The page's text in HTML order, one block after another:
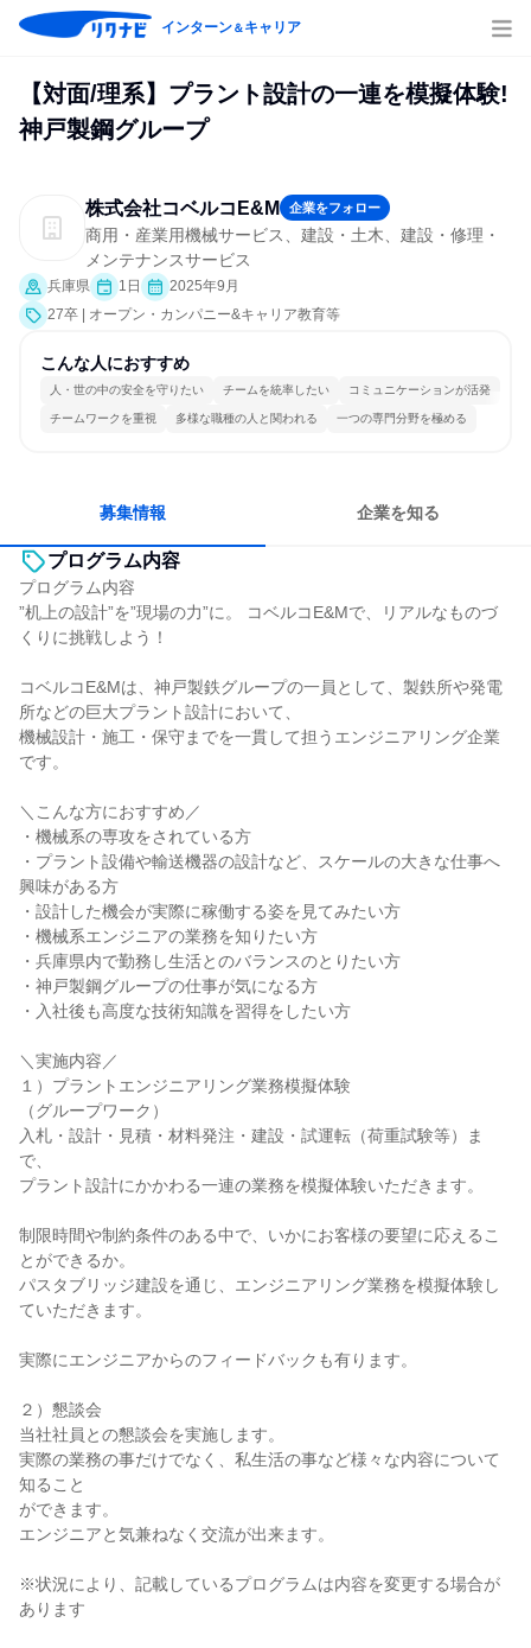
インターン＆キャリア
【対面/理系】プラント設計の一連を模擬体験!
神戸製鋼グループ
株式会社コベルコE&M 企業をフォロー
商用・産業用機械サービス、建設・土木、建設・修理・
メンテナンスサービス
兵庫県 1日
2025年9月
27卒 | オープン・カンパニー&キャリア教育等
こんな人におすすめ
人・世の中の安全を守りたい チームを統率したい コミュニケーションが活発
チームワークを重視 多様な職種の人と関われる 一つの専門分野を極める
募集情報 企業を知る
プログラム内容
プログラム内容
”机上の設計”を”現場の力”に。 コベルコE&Mで、リアルなものづ
くりに挑戦しよう！
コベルコE&Mは、神戸製鉄グループの一員として、製鉄所や発電
所などの巨大プラント設計において、
機械設計・施工・保守までを一貫して担うエンジニアリング企業
です。
＼こんな方におすすめ／
・機械系の専攻をされている方
・プラント設備や輸送機器の設計など、スケールの大きな仕事へ
興味がある方
・設計した機会が実際に稼働する姿を見てみたい方
・機械系エンジニアの業務を知りたい方
・兵庫県内で勤務し生活とのバランスのとりたい方
・神戸製鋼グループの仕事が気になる方
・入社後も高度な技術知識を習得をしたい方
＼実施内容／
１）プラントエンジニアリング業務模擬体験
（グループワーク）
入札・設計・見積・材料発注・建設・試運転（荷重試験等）ま
で、
プラント設計にかかわる一連の業務を模擬体験いただきます。
制限時間や制約条件のある中で、いかにお客様の要望に応えるこ
とができるか。
パスタブリッジ建設を通じ、エンジニアリング業務を模擬体験し
ていただきます。
実際にエンジニアからのフィードバックも有ります。
２）懇談会
当社社員との懇談会を実施します。
実際の業務の事だけでなく、私生活の事など様々な内容について
知ること
ができます。
エンジニアと気兼ねなく交流が出来ます。
※状況により、記載しているプログラムは内容を変更する場合が
あります